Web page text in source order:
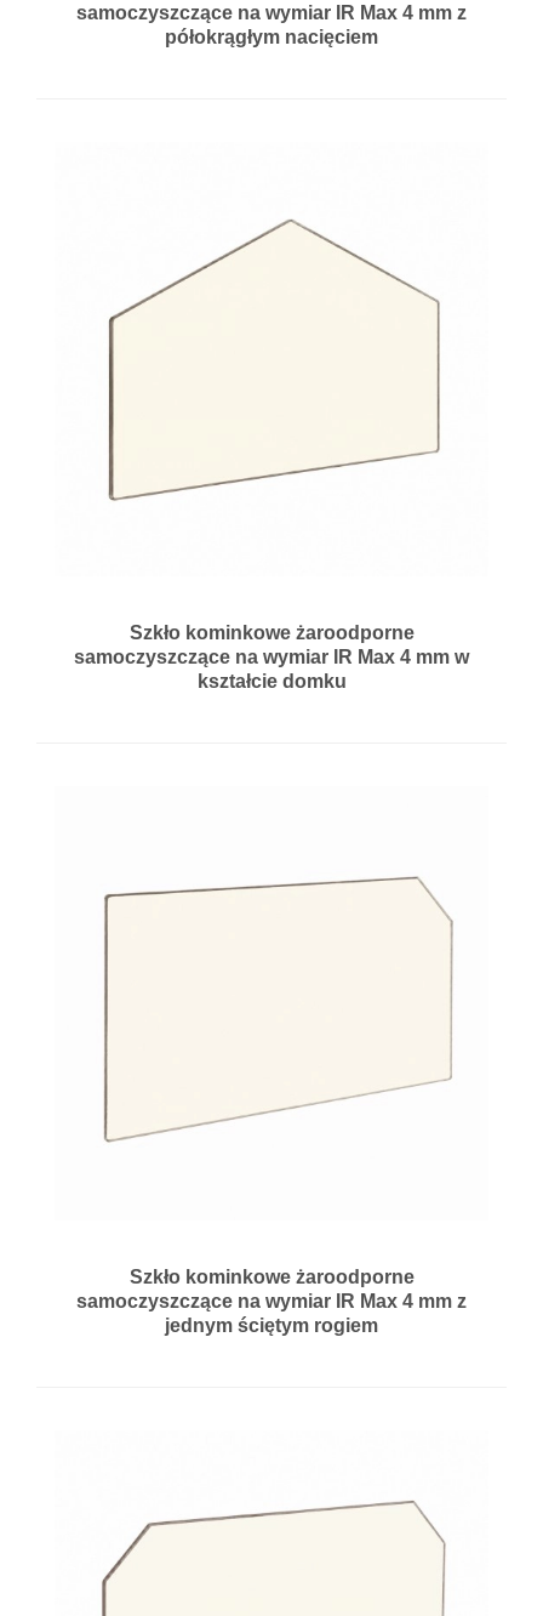
samoczyszczące na wymiar IR Max 4 mm z
półokrągłym nacięciem
Szkło kominkowe żaroodporne
samoczyszczące na wymiar IR Max 4 mm w
kształcie domku
Szkło kominkowe żaroodporne
samoczyszczące na wymiar IR Max 4 mm z
jednym ściętym rogiem